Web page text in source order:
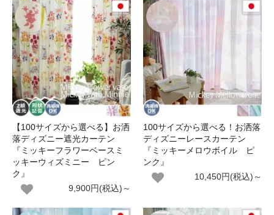
【100サイズから選べる】お洒
落ディズニー遮光カーテン
『ミッキーフラワーベースミ
ッキーウィズミニー ピン
ク』
9,900円(税込)～
100サイズから選べる！お洒落
ディズニーレースカーテン
『ミッキーメロウボイル ピ
ンク』
10,450円(税込)～